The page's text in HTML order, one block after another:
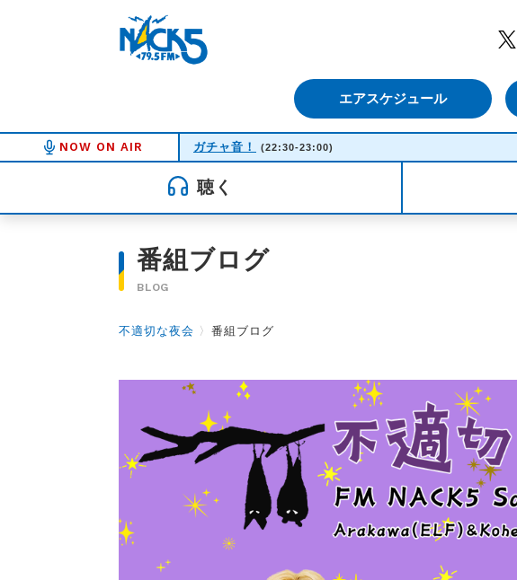
エアスケジュール
NOW ON AIR ガチャ音！ (22:30-23:00)
聴く
番組ブログ
BLOG
不適切な夜会 〉 番組ブログ